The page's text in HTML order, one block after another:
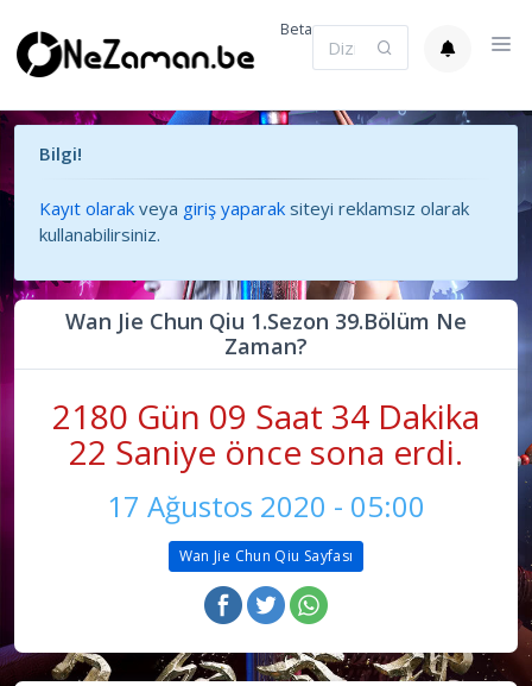
Beta
Bilgi!
Kayıt olarak veya giriş yaparak siteyi reklamsız olarak
kullanabilirsiniz.
Wan Jie Chun Qiu 1.Sezon 39.Bölüm Ne
Zaman?
2180 Gün 09 Saat 34 Dakika
22 Saniye önce sona erdi.
17 Ağustos 2020 - 05:00
Wan Jie Chun Qiu Sayfası